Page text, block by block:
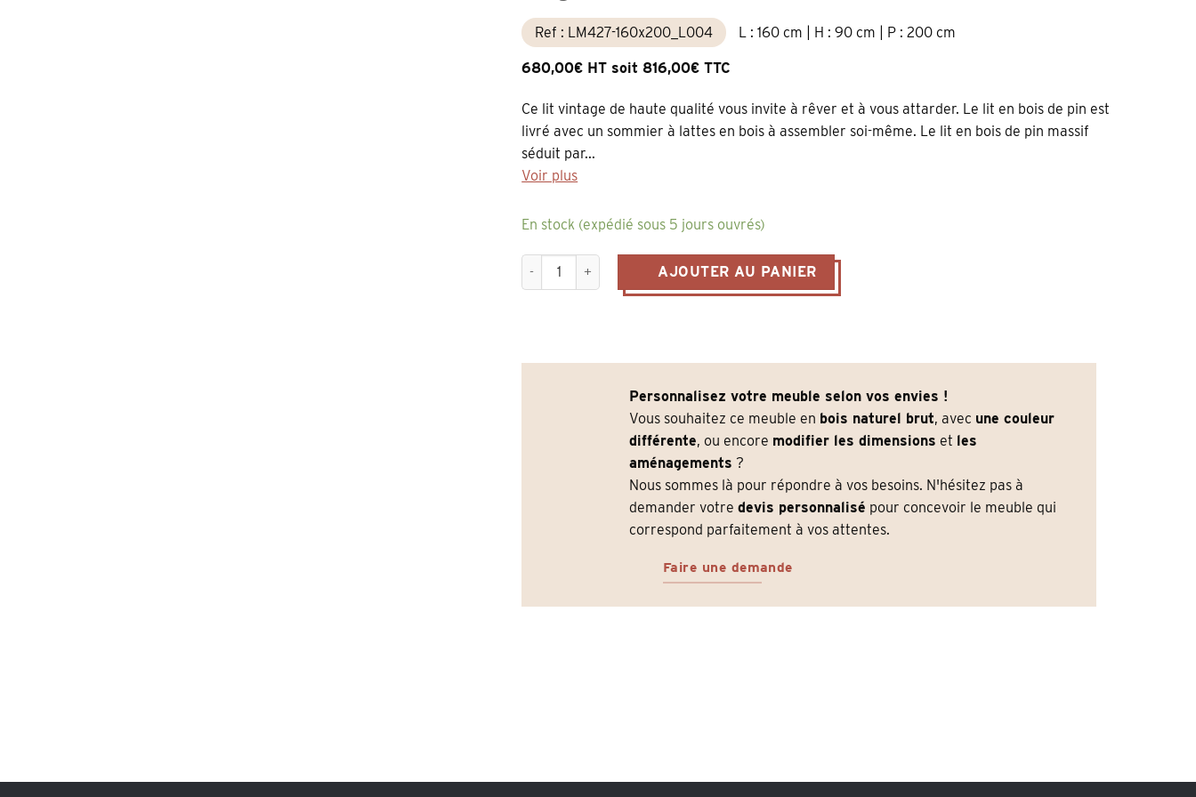
Ref : LM427-160x200_L004 L : 160 cm | H : 90 cm | P : 200 cm
680,00€ HT soit 816,00€ TTC
Ce lit vintage de haute qualité vous invite à rêver et à vous attarder. Le lit en bois de pin est
livré avec un sommier à lattes en bois à assembler soi-même. Le lit en bois de pin massif
séduit par...
Voir plus
En stock (expédié sous 5 jours ouvrés)
quantité de lit avec ornements collection élégance en pin massif blanc largeur 160cm
AJOUTER AU PANIER
Personnalisez votre meuble selon vos envies !
Vous souhaitez ce meuble en bois naturel brut, avec une couleur
différente, ou encore modifier les dimensions et les
aménagements ?
Nous sommes là pour répondre à vos besoins. N'hésitez pas à
demander votredevis personnalisé pour concevoir le meuble qui
correspond parfaitement à vos attentes.
Faire une demande